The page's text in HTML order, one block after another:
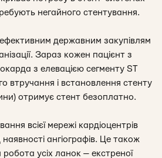
негайного стентування.
державним закупівлям
Зараз кожен пацієнт з
з елевацією сегменту ST
втручання і встановлення стенту
отримує стент безоплатно.
всієї мережі кардіоцентрів
ангіографів. Це також
усіх ланок — екстреної